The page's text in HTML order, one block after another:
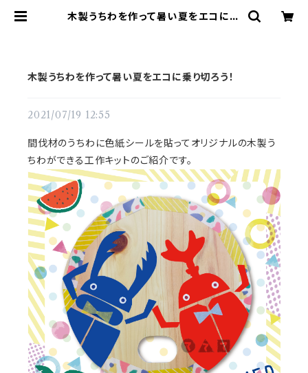
木製うちわを作って暑い夏をエコに乗
木製うちわを作って暑い夏をエコに乗り切ろう！
2021/07/19 12:55
間伐材のうちわに色紙シールを貼ってオリジナルの木製う
ちわができる工作キットのご紹介です。